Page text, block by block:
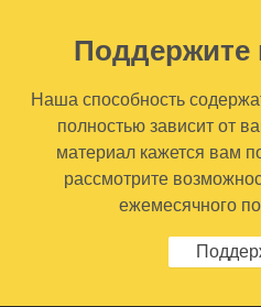
Поддержите
Наша способность
полностью зависит от
материал кажется вам
рассмотрите
ежемесячного